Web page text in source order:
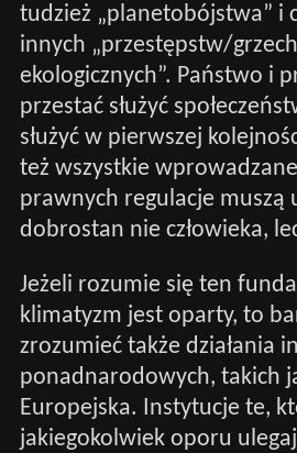
tudzież „planetobójstwa” i
innych „przestępstw/
ekologicznych”. Państwo i
przestać służyć
służyć w pierwszej
też wszystkie
prawnych regulacje muszą
dobrostan nie człowieka,
Jeżeli rozumie się ten
klimatyzm jest oparty, to
zrozumieć także działania
ponadnarodowych, takich
Europejska. Instytucje te,
jakiegokolwiek oporu